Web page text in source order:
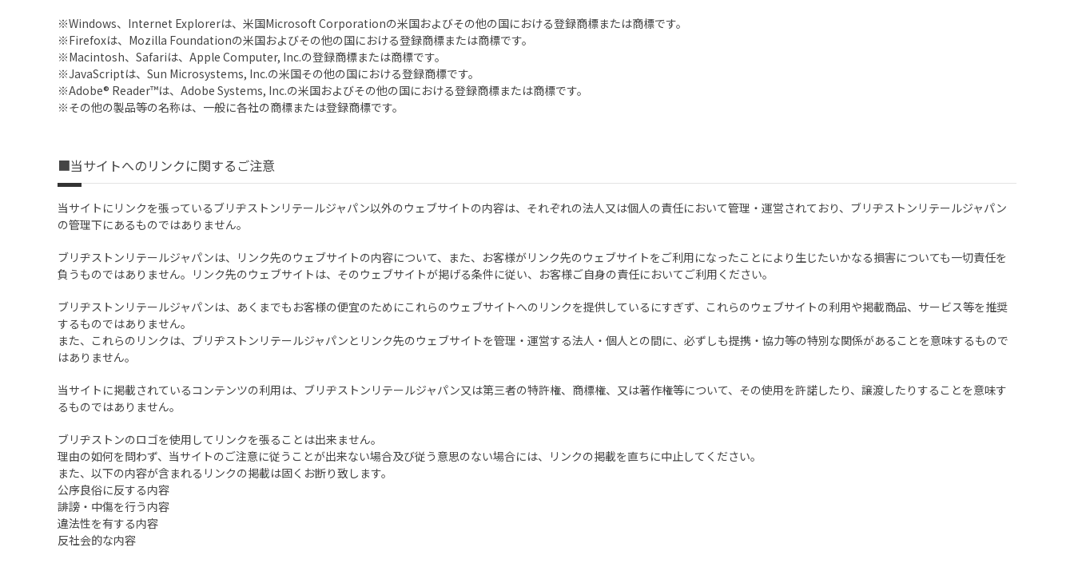
※Windows、Internet Explorerは、米国Microsoft Corporationの米国およびその他の国における登録商標または商標です。
※Firefoxは、Mozilla Foundationの米国およびその他の国における登録商標または商標です。
※Macintosh、Safariは、Apple Computer, Inc.の登録商標または商標です。
※JavaScriptは、Sun Microsystems, Inc.の米国その他の国における登録商標です。
※Adobe® Reader™は、Adobe Systems, Inc.の米国およびその他の国における登録商標または商標です。
※その他の製品等の名称は、一般に各社の商標または登録商標です。
■当サイトへのリンクに関するご注意
当サイトにリンクを張っているブリヂストンリテールジャパン以外のウェブサイトの内容は、それぞれの法人又は個人の責任において管理・運営されており、ブリヂストンリテールジャパン
の管理下にあるものではありません。
ブリヂストンリテールジャパンは、リンク先のウェブサイトの内容について、また、お客様がリンク先のウェブサイトをご利用になったことにより生じたいかなる損害についても一切責任を
負うものではありません。リンク先のウェブサイトは、そのウェブサイトが掲げる条件に従い、お客様ご自身の責任においてご利用ください。
ブリヂストンリテールジャパンは、あくまでもお客様の便宜のためにこれらのウェブサイトへのリンクを提供しているにすぎず、これらのウェブサイトの利用や掲載商品、サービス等を推奨
するものではありません。
また、これらのリンクは、ブリヂストンリテールジャパンとリンク先のウェブサイトを管理・運営する法人・個人との間に、必ずしも提携・協力等の特別な関係があることを意味するもので
はありません。
当サイトに掲載されているコンテンツの利用は、ブリヂストンリテールジャパン又は第三者の特許権、商標権、又は著作権等について、その使用を許諾したり、譲渡したりすることを意味す
るものではありません。
ブリヂストンのロゴを使用してリンクを張ることは出来ません。
理由の如何を問わず、当サイトのご注意に従うことが出来ない場合及び従う意思のない場合には、リンクの掲載を直ちに中止してください。
また、以下の内容が含まれるリンクの掲載は固くお断り致します。
公序良俗に反する内容
誹謗・中傷を行う内容
違法性を有する内容
反社会的な内容